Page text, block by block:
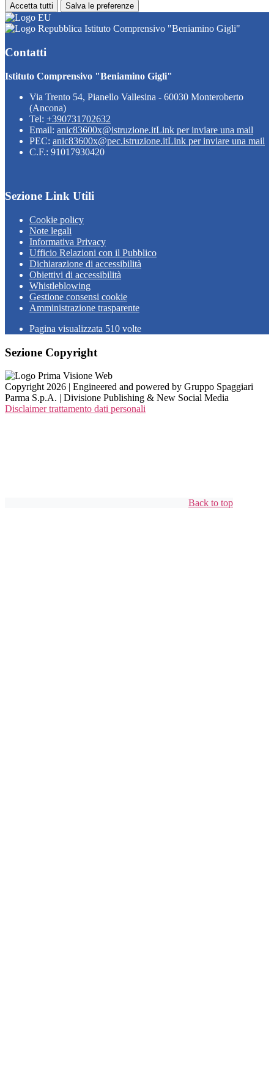
Accetta tutti Salva le preferenze
Istituto Comprensivo "Beniamino Gigli"
Contatti
Istituto Comprensivo "Beniamino Gigli"
Via Trento 54, Pianello Vallesina - 60030 Monteroberto
(Ancona)
Tel: +390731702632
Email: anic83600x@istruzione.itLink per inviare una mail
PEC: anic83600x@pec.istruzione.itLink per inviare una mail
C.F.: 91017930420
Sezione Link Utili
Cookie policy
Note legali
Informativa Privacy
Ufficio Relazioni con il Pubblico
Dichiarazione di accessibilità
Obiettivi di accessibilità
Whistleblowing
Gestione consensi cookie
Amministrazione trasparente
Pagina visualizzata 510 volte
Sezione Copyright
Copyright 2026 | Engineered and powered by Gruppo Spaggiari
Parma S.p.A. | Divisione Publishing & New Social Media
Disclaimer trattamento dati personali
Back to top